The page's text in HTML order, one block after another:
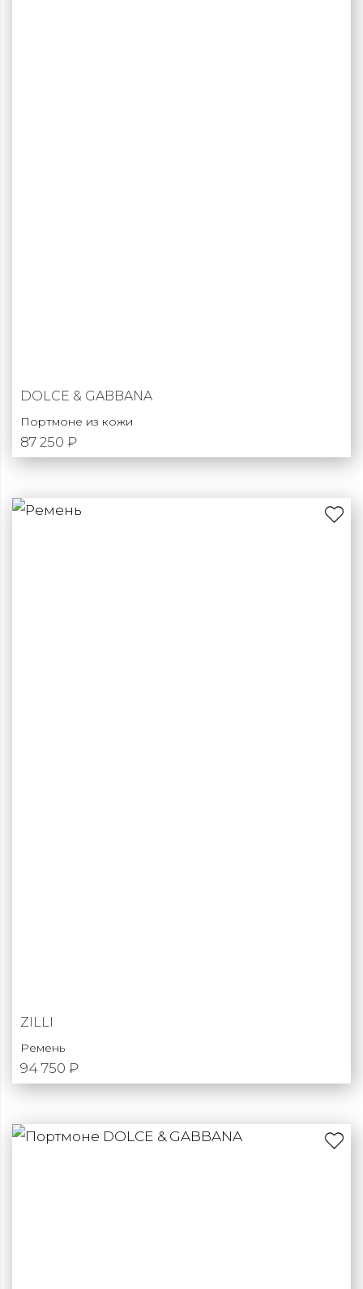
DOLCE & GABBANA
Портмоне из кожи
87 250 ₽
ZILLI
Ремень
94 750 ₽